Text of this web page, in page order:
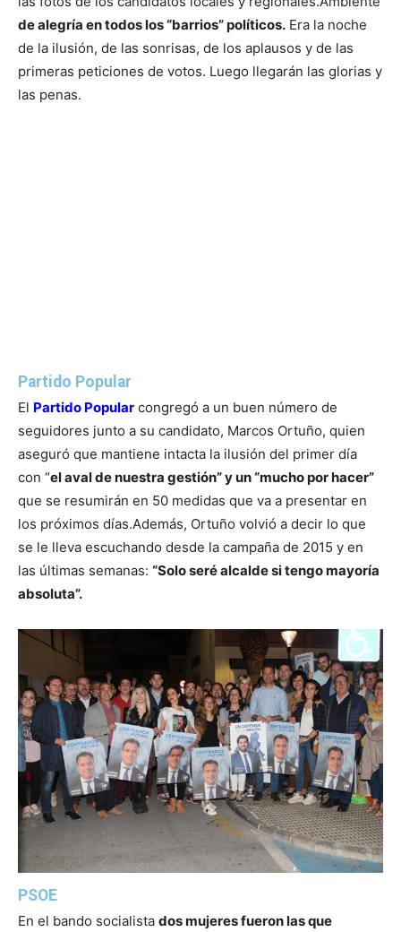
de alegría en todos los “barrios” políticos. Era la noche
de la ilusión, de las sonrisas, de los aplausos y de las
primeras peticiones de votos. Luego llegarán las glorias y
las penas.
Partido Popular
El Partido Popular congregó a un buen número de
seguidores junto a su candidato, Marcos Ortuño, quien
aseguró que mantiene intacta la ilusión del primer día
con “el aval de nuestra gestión” y un “mucho por hacer”
que se resumirán en 50 medidas que va a presentar en
los próximos días.Además, Ortuño volvió a decir lo que
se le lleva escuchando desde la campaña de 2015 y en
las últimas semanas: “Solo seré alcalde si tengo mayoría
absoluta”.
PSOE
En el bando socialista dos mujeres fueron las que